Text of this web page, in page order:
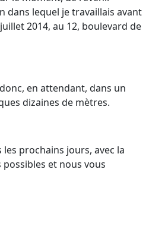
dans lequel je travaillais avant
2014, au 12, boulevard de
en attendant, dans un
dizaines de mètres.
prochains jours, avec la
possibles et nous vous